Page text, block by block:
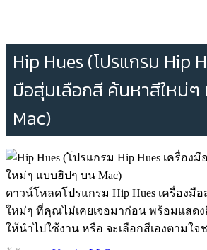
Hip Hues (โปรแกรม Hip
มือสุ่มเลือกสี ค้นหาสีใหม่
Mac)
ดาวน์โหลดโปรแกรม Hip Hues เครื่องมื
ใหม่ๆ ที่คุณไม่เคยเจอมาก่อน พร้อมแสดง
ให้นำไปใช้งาน หรือ จะเลือกสีเองตามใจ